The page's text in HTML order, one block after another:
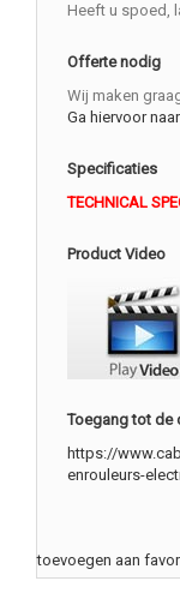
Heeft u spoed,
Offerte nodig
Wij maken
Ga hiervoor
Specificaties
TECHNICAL
Product Video
Toegang tot de
https://
enrouleurs-
toevoegen aan